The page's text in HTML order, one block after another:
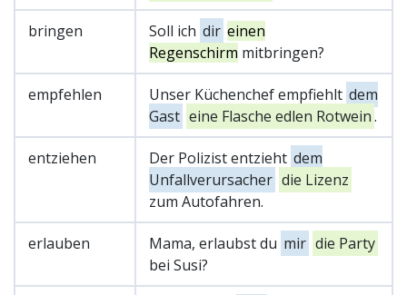
bringen Soll ich dir einen
Regenschirm mitbringen?
empfehlen Unser Küchenchef empfiehlt dem
Gast eine Flasche edlen Rotwein.
entziehen Der Polizist entzieht dem
Unfallverursacher die Lizenz
zum Autofahren.
erlauben Mama, erlaubst du mir die Party
bei Susi?